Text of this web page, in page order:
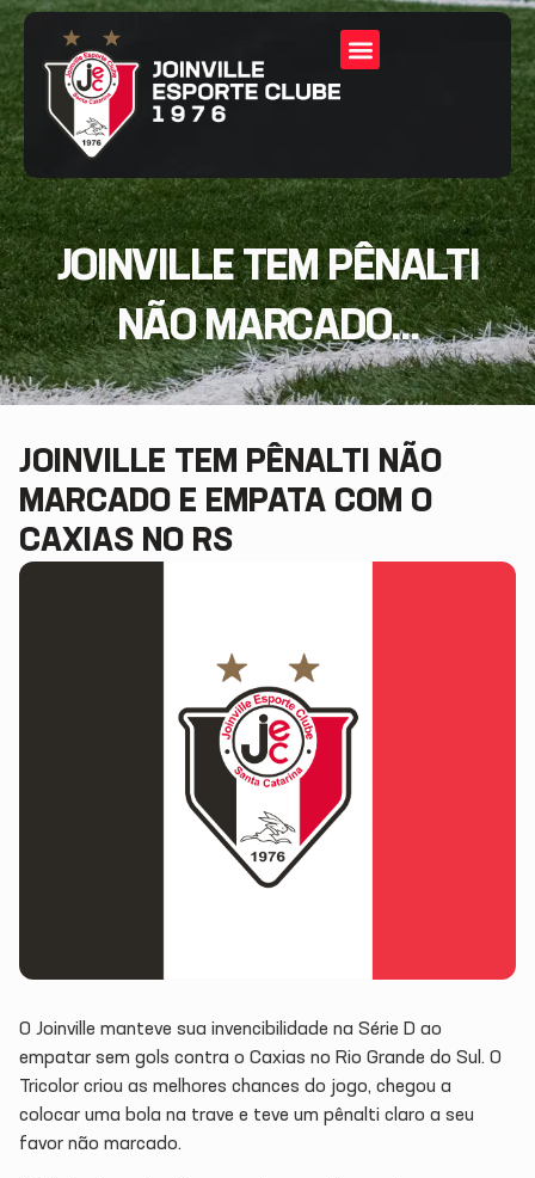
JOINVILLE TEM PÊNALTI
NÃO MARCADO...
JOINVILLE TEM PÊNALTI NÃO
MARCADO E EMPATA COM O
CAXIAS NO RS
O Joinville manteve sua invencibilidade na Série D ao
empatar sem gols contra o Caxias no Rio Grande do Sul. O
Tricolor criou as melhores chances do jogo, chegou a
colocar uma bola na trave e teve um pênalti claro a seu
favor não marcado.